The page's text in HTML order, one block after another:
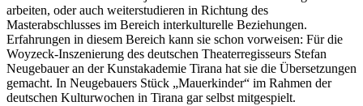
arbeiten, oder auch weiterstudieren in Richtung des
Masterabschlusses im Bereich interkulturelle Beziehungen.
Erfahrungen in diesem Bereich kann sie schon vorweisen: Für die
Woyzeck-Inszenierung des deutschen Theaterregisseurs Stefan
Neugebauer an der Kunstakademie Tirana hat sie die Übersetzungen
gemacht. In Neugebauers Stück „Mauerkinder“ im Rahmen der
deutschen Kulturwochen in Tirana gar selbst mitgespielt.